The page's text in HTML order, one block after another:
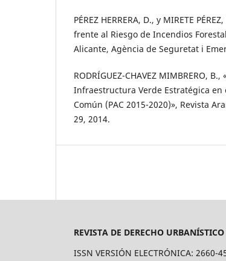
PÉREZ HERRERA, D., y MIRETE
frente al Riesgo de Incendios
Alicante, Agència de Seguretat i
RODRÍGUEZ-CHAVEZ MIMBRERO,
Infraestructura Verde Estratégica en
Común (PAC 2015-2020)», Revista
29, 2014.
REVISTA DE DERECHO
ISSN VERSIÓN ELECTRÓNICA: 2660-